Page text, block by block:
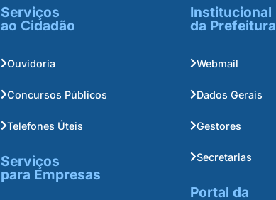
Serviços
ao Cidadão
Ouvidoria
Concursos Públicos
Telefones Úteis
Serviços
para Empresas
Institucional
da Prefeitura
Webmail
Dados Gerais
Gestores
Secretarias
Portal da